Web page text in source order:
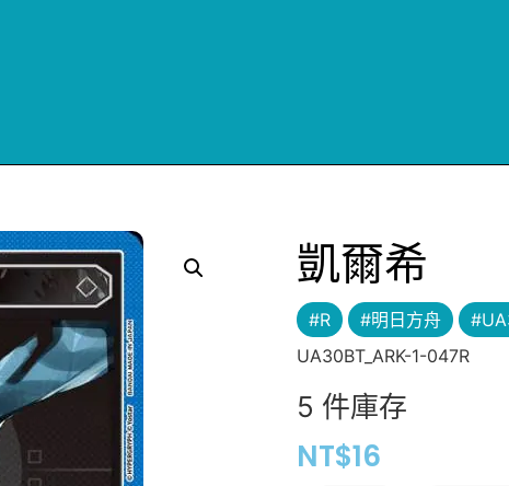
凱爾希
#R #明日方舟
UA30BT_ARK-1-047R
5 件庫存
NT$16